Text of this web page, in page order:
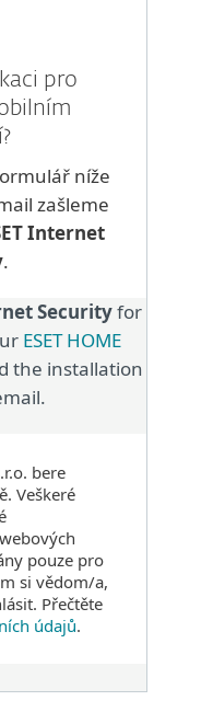
pro
níže
zašleme
Internet
.
Securityfor
ESET HOME
the installation
bere
Veškeré
pouze pro
si vědom/a,
Přečtěte
údajů.